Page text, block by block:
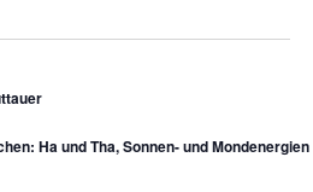
Ha und Tha, Sonnen- und Mondenergien